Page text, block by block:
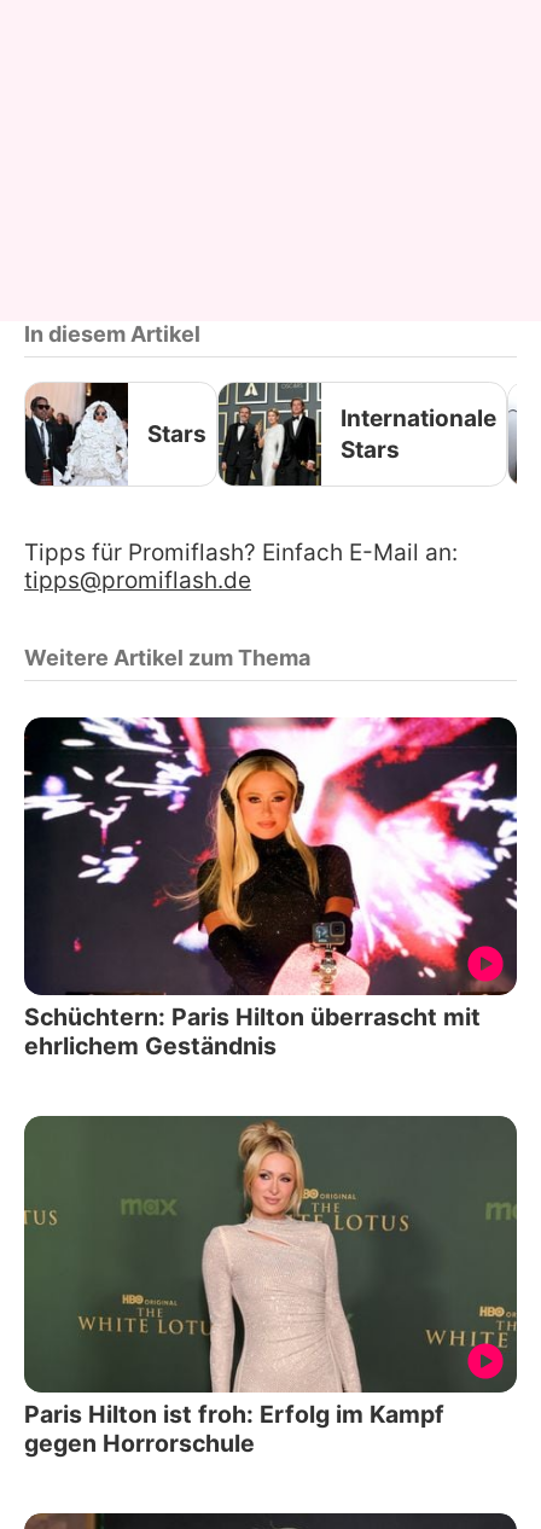
In diesem Artikel
Stars
Internationale
Stars
Tipps für Promiflash? Einfach E-Mail an:
tipps@promiflash.de
Weitere Artikel zum Thema
Schüchtern: Paris Hilton überrascht mit
ehrlichem Geständnis
Paris Hilton ist froh: Erfolg im Kampf
gegen Horrorschule